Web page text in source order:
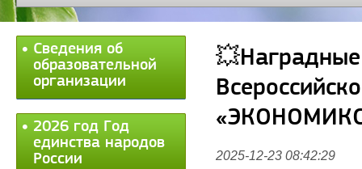
Сведения об
образовательной
организации
2026 год Год
единства народов
России
2025-12-23 08:42:29